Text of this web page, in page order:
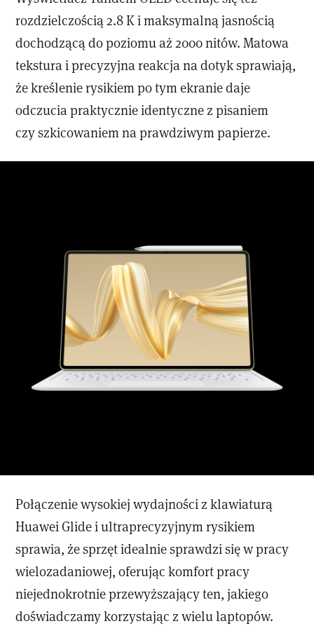
rozdzielczością 2.8 K i maksymalną jasnością
dochodzącą do poziomu aż 2000 nitów. Matowa
tekstura i precyzyjna reakcja na dotyk sprawiają,
że kreślenie rysikiem po tym ekranie daje
odczucia praktycznie identyczne z pisaniem
czy szkicowaniem na prawdziwym papierze.
Połączenie wysokiej wydajności z klawiaturą
Huawei Glide i ultraprecyzyjnym rysikiem
sprawia, że sprzęt idealnie sprawdzi się w pracy
wielozadaniowej, oferując komfort pracy
niejednokrotnie przewyższający ten, jakiego
doświadczamy korzystając z wielu laptopów.